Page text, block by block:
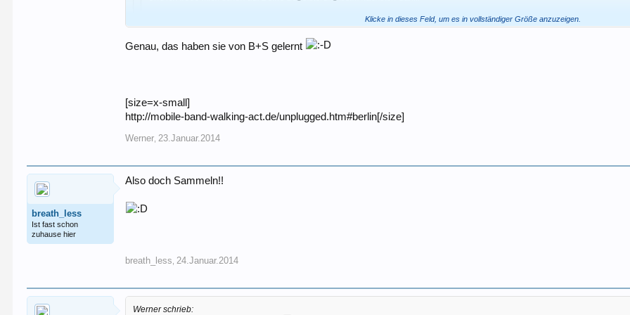
Dreas
Guenne
Klicke in dieses Feld, um es in vollständiger Größe anzuzeigen.
Genau, das haben sie von B+S gelernt
[size=x-small]
http://mobile-band-walking-act.de/unplugged.htm#berlin[/size]
Werner 23.Januar.2014
breath_less
Ist fast schon
zuhause hier
Also doch Sammeln!!
breath_less 24.Januar.2014
Werner schrieb: